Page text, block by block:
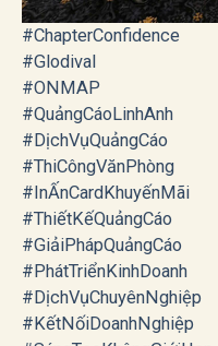
#ChapterConfidence
#Glodival
#ONMAP
#QuảngCáoLinhAnh
#DịchVụQuảngCáo
#ThiCôngVănPhòng
#InẤnCardKhuyếnMãi
#ThiếtKếQuảngCáo
#GiảiPhápQuảngCáo
#PhátTriểnKinhDoanh
#DịchVụChuyênNghiệp
#KếtNốiDoanhNghiệp